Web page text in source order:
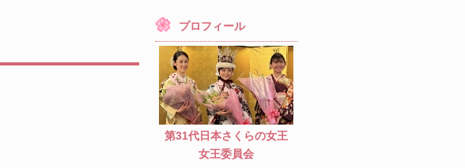
プロフィール
第31代日本さくらの女王
女王委員会